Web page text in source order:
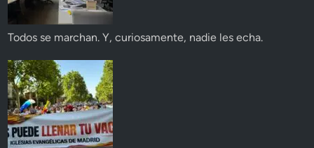
Todos se marchan. Y, curiosamente, nadie les echa.